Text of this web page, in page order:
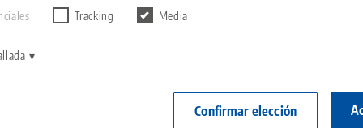
Tracking Media
Confirmar elección
punto cero
Innovaciones
Solicitud de catálogo
Eventos